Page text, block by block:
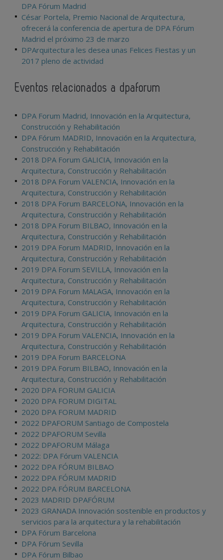
DPA Fórum Madrid
César Portela, Premio Nacional de Arquitectura,
ofrecerá la conferencia de apertura de DPA Fórum
Madrid el próximo 23 de marzo
DPArquitectura les desea unas Felices Fiestas y un
2017 pleno de actividad
Eventos relacionados a dpaforum
DPA Forum Madrid, Innovación en la Arquitectura,
Construcción y Rehabilitación
DPA Fórum MADRID, Innovación en la Arquitectura,
Construcción y Rehabilitación
2018 DPA Forum GALICIA, Innovación en la
Arquitectura, Construcción y Rehabilitación
2018 DPA Forum VALENCIA, Innovación en la
Arquitectura, Construcción y Rehabilitación
2018 DPA Forum BARCELONA, Innovación en la
Arquitectura, Construcción y Rehabilitación
2018 DPA Forum BILBAO, Innovación en la
Arquitectura, Construcción y Rehabilitación
2019 DPA Forum MADRID, Innovación en la
Arquitectura, Construcción y Rehabilitación
2019 DPA Forum SEVILLA, Innovación en la
Arquitectura, Construcción y Rehabilitación
2019 DPA Forum MALAGA, Innovación en la
Arquitectura, Construcción y Rehabilitación
2019 DPA Forum GALICIA, Innovación en la
Arquitectura, Construcción y Rehabilitación
2019 DPA Forum VALENCIA, Innovación en la
Arquitectura, Construcción y Rehabilitación
2019 DPA Forum BARCELONA
2019 DPA Forum BILBAO, Innovación en la
Arquitectura, Construcción y Rehabilitación
2020 DPA FORUM GALICIA
2020 DPA FORUM DIGITAL
2020 DPA FORUM MADRID
2022 DPAFORUM Santiago de Compostela
2022 DPAFORUM Sevilla
2022 DPAFORUM Málaga
2022: DPA Fórum VALENCIA
2022 DPA FÓRUM BILBAO
2022 DPA FÓRUM MADRID
2022 DPA FÓRUM BARCELONA
2023 MADRID DPAFÓRUM
2023 GRANADA Innovación sostenible en productos y
servicios para la arquitectura y la rehabilitación
DPA Fórum Barcelona
DPA Fórum Sevilla
DPA Fórum Bilbao